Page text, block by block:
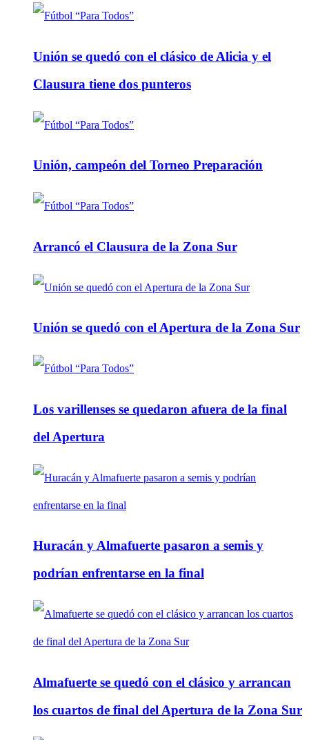
Unión se quedó con el clásico de Alicia y el
Clausura tiene dos punteros
Unión, campeón del Torneo Preparación
Arrancó el Clausura de la Zona Sur
Unión se quedó con el Apertura de la Zona Sur
Los varillenses se quedaron afuera de la final
del Apertura
Huracán y Almafuerte pasaron a semis y
podrían enfrentarse en la final
Almafuerte se quedó con el clásico y arrancan
los cuartos de final del Apertura de la Zona Sur